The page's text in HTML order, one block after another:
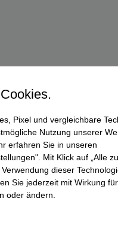
Pixel und vergleichbare
Nutzung unserer
erfahren Sie in unseren
Mit Klick auf „Alle
dieser
Sie jederzeit mit Wirkung
oder ändern.